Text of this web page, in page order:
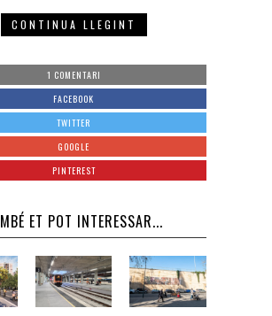
CONTINUA LLEGINT
1 COMENTARI
FACEBOOK
TWITTER
GOOGLE
PINTEREST
ET POT INTERESSAR...